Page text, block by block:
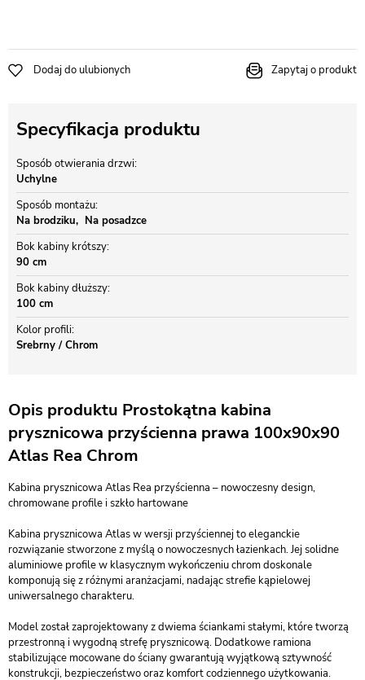
Dodaj do ulubionych Zapytaj o produkt
Specyfikacja produktu
Sposób otwierania drzwi
Uchylne
Sposób montażu
Na brodziku
Na posadzce
Bok kabiny krótszy
90 cm
Bok kabiny dłuższy
100 cm
Kolor profili
Srebrny / Chrom
Opis produktu Prostokątna kabina
prysznicowa przyścienna prawa 100x90x90
Atlas Rea Chrom
Kabina prysznicowa Atlas Rea przyścienna – nowoczesny design,
chromowane profile i szkło hartowane
Kabina prysznicowa Atlas w wersji przyściennej to eleganckie
rozwiązanie stworzone z myślą o nowoczesnych łazienkach. Jej solidne
aluminiowe profile w klasycznym wykończeniu chrom doskonale
komponują się z różnymi aranżacjami, nadając strefie kąpielowej
uniwersalnego charakteru.
Model został zaprojektowany z dwiema ściankami stałymi, które tworzą
przestronną i wygodną strefę prysznicową. Dodatkowe ramiona
stabilizujące mocowane do ściany gwarantują wyjątkową sztywność
konstrukcji, bezpieczeństwo oraz komfort codziennego użytkowania.